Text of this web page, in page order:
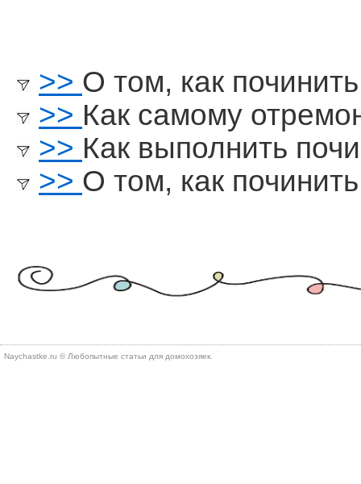
>> О том, как
>> Как самому
>> Как выполнить
>> О том, как
Naychastke.ru © Любопытные статьи для домохозяек.